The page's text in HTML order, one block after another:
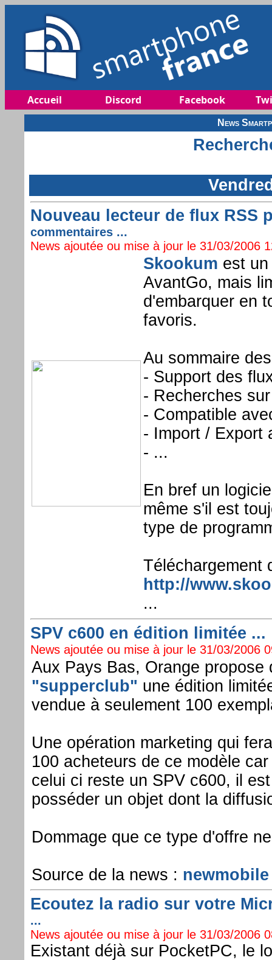
Accueil Discord Facebook
News
Nouveau lecteur de flux RSS
commentaires ...
News ajoutée ou mise à jour le 31/03/2006
Skookum est
AvantGo, mais
d'embarquer en
favoris.
Au sommaire
- Support des
- Recherches
- Compatible
- Import / Export
- ...
En bref un
même s'il est
type de
Téléchargement
http://
...
SPV c600 en édition limitée ...
News ajoutée ou mise à jour le 31/03/2006
Aux Pays Bas, Orange propose
"supperclub" une édition
vendue à seulement 100
Une opération marketing qui
100 acheteurs de ce modèle
celui ci reste un SPV c600, il
posséder un objet dont la
Dommage que ce type d'offre
Source de la news : newmobile
Ecoutez la radio sur votre
...
News ajoutée ou mise à jour le 31/03/2006
Existant déjà sur PocketPC, le